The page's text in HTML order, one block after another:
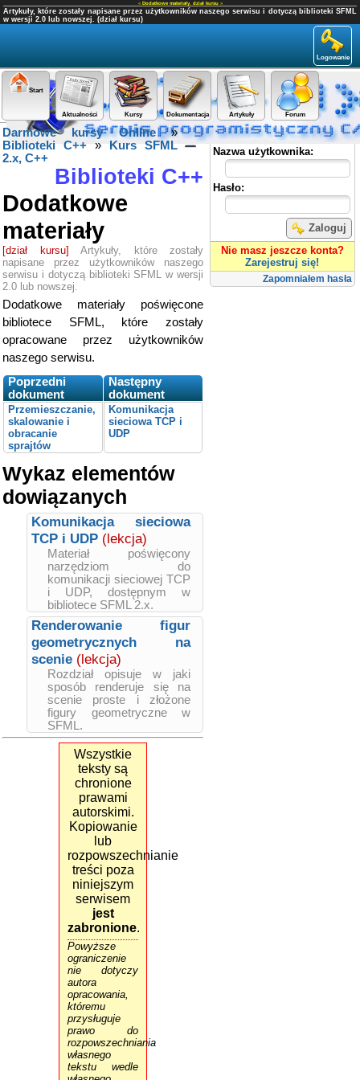
« Dodatkowe materiały, dział kursu»
Artykuły, które zostały napisane przez użytkowników naszego serwisu i dotyczą biblioteki SFML
w wersji 2.0 lub nowszej. (dział kursu)
Logowanie
Start
Aktualności Kursy Dokumentacja Artykuły Forum
Panel użytkownika
Nazwa użytkownika:
Hasło:
Zaloguj
Nie masz jeszcze konta?
Zarejestruj się!
Zapomniałem hasła
Darmowe kursy Online»
Biblioteki C++ »
Kurs SFML
2.x, C++
Biblioteki C++
Dodatkowe
materiały
[dział kursu] Artykuły, które zostały
napisane przez użytkowników naszego
serwisu i dotyczą biblioteki SFML w wersji
2.0 lub nowszej.
Dodatkowe materiały poświęcone
bibliotece SFML, które zostały
opracowane przez użytkowników
naszego serwisu.
Poprzedni
dokument
Następny
dokument
Przemieszczanie,
skalowanie i
obracanie
sprajtów
Komunikacja
sieciowa TCP i
UDP
Wykaz elementów
dowiązanych
Komunikacja sieciowa
TCP i UDP (lekcja)
Materiał poświęcony
narzędziom do
komunikacji sieciowej TCP
i UDP, dostępnym w
bibliotece SFML 2.x.
Renderowanie figur
geometrycznych na
scenie (lekcja)
Rozdział opisuje w jaki
sposób renderuje się na
scenie proste i złożone
figury geometryczne w
SFML.
Wszystkie
teksty są
chronione
prawami
autorskimi.
Kopiowanie
lub
rozpowszechnianie
treści poza
niniejszym
serwisem
jest
zabronione.
Powyższe
ograniczenie
nie dotyczy
autora
opracowania,
któremu
przysługuje
prawo do
rozpowszechniania
własnego
tekstu wedle